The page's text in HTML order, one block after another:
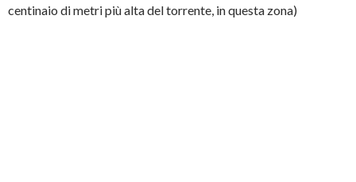
centinaio di metri più alta del torrente, in questa zona)